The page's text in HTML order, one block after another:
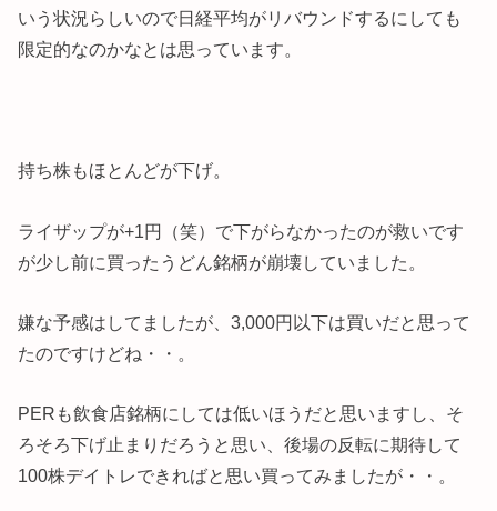
いう状況らしいので日経平均がリバウンドするにしても
限定的なのかなとは思っています。
持ち株もほとんどが下げ。
ライザップが+1円（笑）で下がらなかったのが救いです
が少し前に買ったうどん銘柄が崩壊していました。
嫌な予感はしてましたが、3,000円以下は買いだと思って
たのですけどね・・。
PERも飲食店銘柄にしては低いほうだと思いますし、そ
ろそろ下げ止まりだろうと思い、後場の反転に期待して
100株デイトレできればと思い買ってみましたが・・。